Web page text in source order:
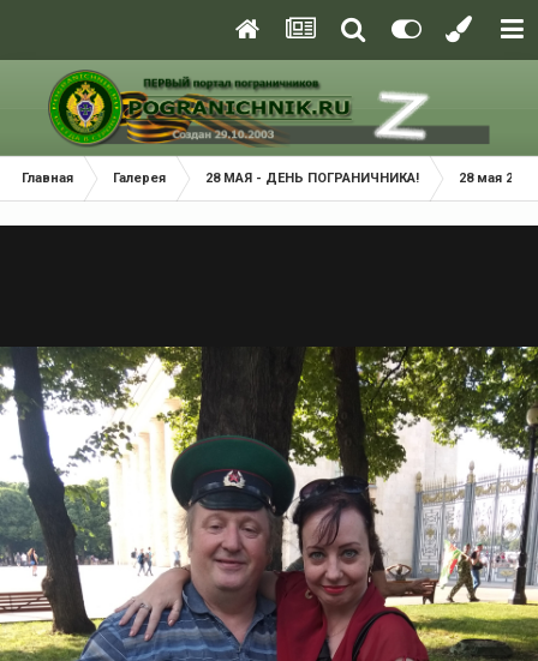
Главная Галерея 28 МАЯ - ДЕНЬ ПОГРАНИЧНИКА! 28 мая